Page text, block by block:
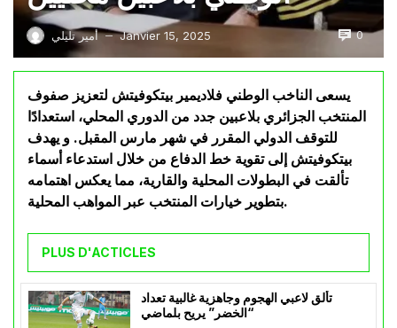
أمير تليلي — Janvier 15, 2025 0
يسعى الناخب الوطني فلاديمير بيتكوفيتش لتعزيز صفوف
المنتخب الجزائري بلاعبين جدد من الدوري المحلي، استعدادًا
للتوقف الدولي المقرر في شهر مارس المقبل. و يهدف
بيتكوفيتش إلى تقوية خط الدفاع من خلال استدعاء أسماء
تألقت في البطولات المحلية والقارية، مما يعكس اهتمامه
بتطوير خيارات المنتخب عبر المواهب المحلية.
PLUS D'ACTICLES
تألق لاعبي الهجوم وجاهزية غالبية تعداد
“الخضر” يريح بلماضي